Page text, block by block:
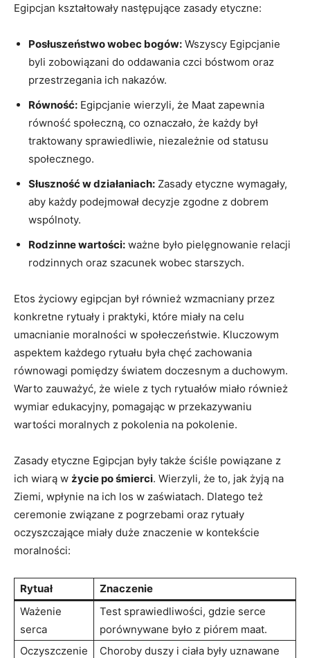
Egipcjan kształtowały następujące zasady etyczne:
Posłuszeństwo​ wobec bogów: Wszyscy Egipcjanie
byli zobowiązani do oddawania⁣ czci bóstwom oraz
przestrzegania ich nakazów.
Równość: ⁤Egipcjanie ‌wierzyli, że Maat zapewnia
równość społeczną, co oznaczało, że każdy był
traktowany sprawiedliwie, niezależnie od statusu
społecznego.
Słuszność w działaniach: Zasady etyczne wymagały,
aby‌ każdy ​podejmował ⁢decyzje zgodne z dobrem
wspólnoty.
Rodzinne wartości: ważne było pielęgnowanie relacji
rodzinnych oraz szacunek wobec starszych.
Etos życiowy egipcjan był również wzmacniany przez
konkretne rytuały i praktyki, które miały na celu
umacnianie moralności w społeczeństwie. Kluczowym
aspektem każdego rytuału była chęć zachowania
równowagi ‌pomiędzy światem doczesnym a duchowym.
Warto zauważyć, że wiele z tych rytuałów miało‍ również
wymiar edukacyjny, pomagając w przekazywaniu
wartości moralnych z pokolenia na pokolenie.
Zasady etyczne Egipcjan były także ściśle powiązane z ​
ich wiarą w życie po‌ śmierci.⁣ Wierzyli,‍ że to, jak żyją‍ na
Ziemi, wpłynie na ich los w zaświatach. Dlatego też
ceremonie związane z ​pogrzebami oraz rytuały
oczyszczające miały duże znaczenie w kontekście
moralności:
Rytuał
Znaczenie
Ważenie ​
serca
Test sprawiedliwości, gdzie serce
porównywane było z piórem maat.
Oczyszczenie
Choroby duszy i ciała ​były uznawane